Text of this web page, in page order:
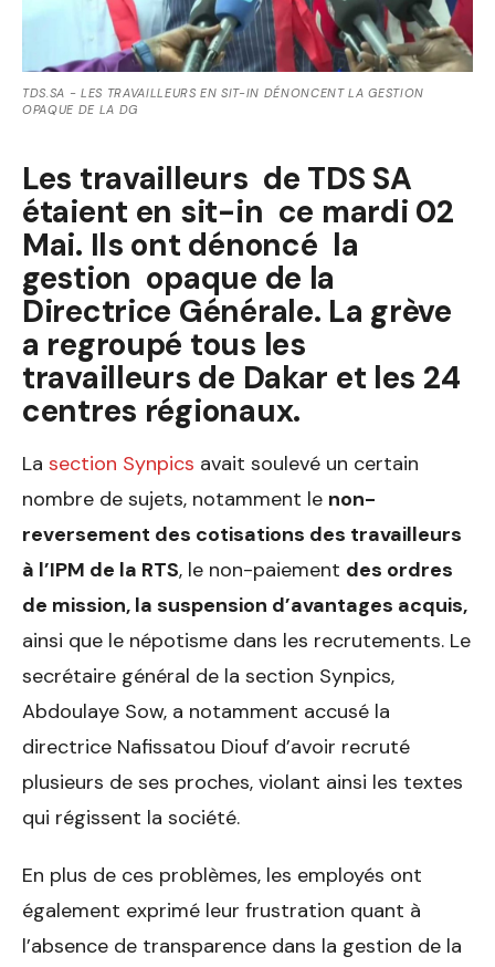
TDS.SA - LES TRAVAILLEURS EN SIT-IN DÉNONCENT LA GESTION
OPAQUE DE LA DG
Les travailleurs de TDS SA
étaient en sit-in ce mardi 02
Mai. Ils ont dénoncé la
gestion opaque de la
Directrice Générale. La grève
a regroupé tous les
travailleurs de Dakar et les 24
centres régionaux.
La section Synpics avait soulevé un certain
nombre de sujets, notamment le non-
reversement des cotisations des travailleurs
à l’IPM de la RTS, le non-paiement des ordres
de mission, la suspension d’avantages acquis,
ainsi que le népotisme dans les recrutements. Le
secrétaire général de la section Synpics,
Abdoulaye Sow, a notamment accusé la
directrice Nafissatou Diouf d’avoir recruté
plusieurs de ses proches, violant ainsi les textes
qui régissent la société.
En plus de ces problèmes, les employés ont
également exprimé leur frustration quant à
l’absence de transparence dans la gestion de la